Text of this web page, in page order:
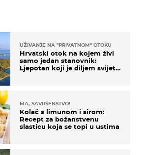
UŽIVANJE NA "PRIVATNOM" OTOKU
Hrvatski otok na kojem živi
samo jedan stanovnik:
Ljepotan koji je diljem svijeta
MA, SAVRŠENSTVO!
Kolač s limunom i sirom:
Recept za božanstvenu
slasticu koja se topi u ustima